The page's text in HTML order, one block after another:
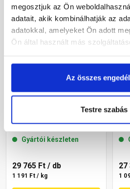
megosztjuk az Ön
adatait, akik kombinálhatják az
adatokkal, amelyeket Ön adott
Ön által használt más
Az összes
Testre szabás
vékonyvakolat, kapart 2
mm 22-C 25 kg
Gyártói készleten
29 765 Ft / db
1 191 Ft / kg
27
1